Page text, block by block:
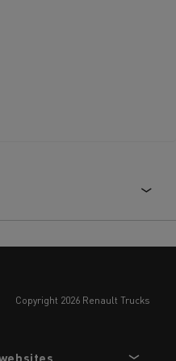
copyright 2026 Renault Trucks